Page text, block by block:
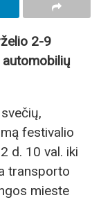
2-9
festivalio
d. 10 val. iki
transporto
mieste